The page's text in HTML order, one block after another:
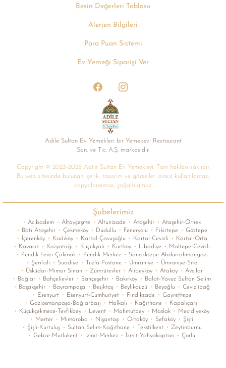
Besin Değerleri Tablosu
Alerjen Bilgileri
Para Puan Sistemi
Ev Yemeği Siparişi Ver
Adile Sultan Ev Yemekleri bir Yemekevi Restaurant
San. ve Tic. A.Ș. markasıdır.
Copyright © 2023-2025 Adile Sultan Ev Yemekleri. Tüm hakları saklıdır.
Bu web sitesinde bulunan içerik, tasarım ve görseller izinsiz kullanılamaz,
kopyalanamaz, çoğaltılamaz.
Şubelerimiz
• Acıbadem • Altayçeşme • Altunizade • Ataşehir • Ataşehir-Örnek
• Batı Ataşehir • Çekmeköy • Dudullu • Feneryolu • Fikirtepe • Göztepe
• İçerenköy • Kadıköy • Kartal-Çavuşoğlu • Kartal-Cevizli • Kartal-Orta
• Kavacık • Kozyatağı • Küçükyalı • Kurtköy • Libadiye • Maltepe-Cevizli
• Pendik-Fevzi Çakmak • Pendik-Merkez • Sancaktepe-Abdurrahmangazi
• Şerifali • Suadiye • Tuzla-Postane • Ümraniye • Ümraniye-Site
• Üsküdar-Mimar Sinan • Zümrütevler • Alibeyköy • Ataköy • Avcılar
• Bağlar • Bahçelievler • Bahçeşehir • Bakırköy • Balat-Yavuz Sultan Selim
• Başakşehir • Bayrampaşa • Beşiktaş • Beylikdüzü • Beyoğlu • Cevizlibağ
• Esenyurt • Esenyurt-Cumhuriyet • Fındıkzade • Gayrettepe
• Gaziosmanpaşa-Bağlarbaşı • Halkalı • Kağıthane • Kapalıçarşı
• Küçükçekmece-Tevfikbey • Levent • Mahmutbey • Maslak • Mecidiyeköy
• Merter • Mimaroba • Nişantaşı • Ortaköy • Sefaköy • Şişli
• Şişli-Kurtuluş • Sultan Selim-Kağıthane • Tekstilkent • Zeytinburnu
• Gebze-Mutlukent • İzmit-Merkez • İzmit-Yahyakaptan • Çorlu